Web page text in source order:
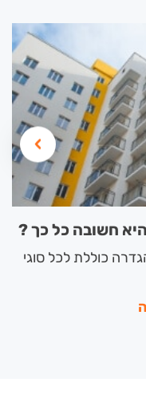
חשובה כל כך ?
כוללת לכל סוגי